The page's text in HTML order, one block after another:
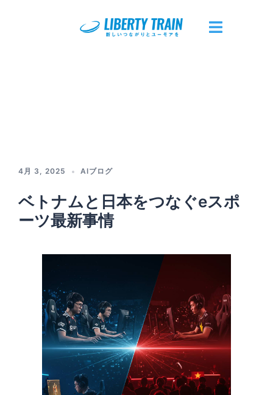
4月 3, 2025 AIブログ
ベトナムと日本をつなぐeスポ
ーツ最新事情